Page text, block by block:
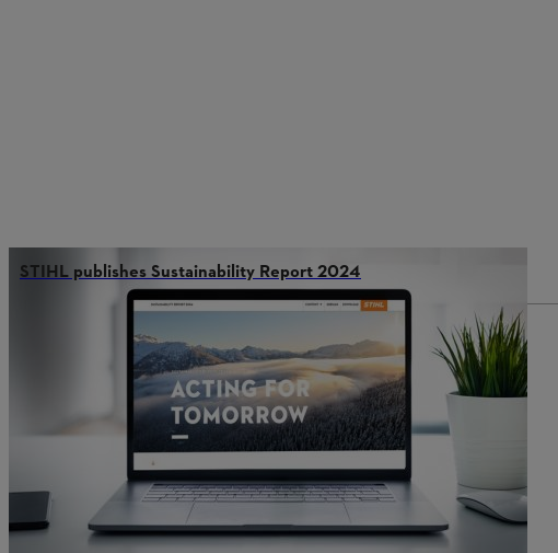
STIHL publishes Sustainability Report 2024